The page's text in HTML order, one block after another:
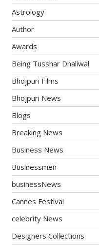
Astrology
Author
Awards
Being Tusshar Dhaliwal
Bhojpuri Films
Bhojpuri News
Blogs
Breaking News
Business News
Businessmen
businessNews
Cannes Festival
celebrity News
Designers Collections